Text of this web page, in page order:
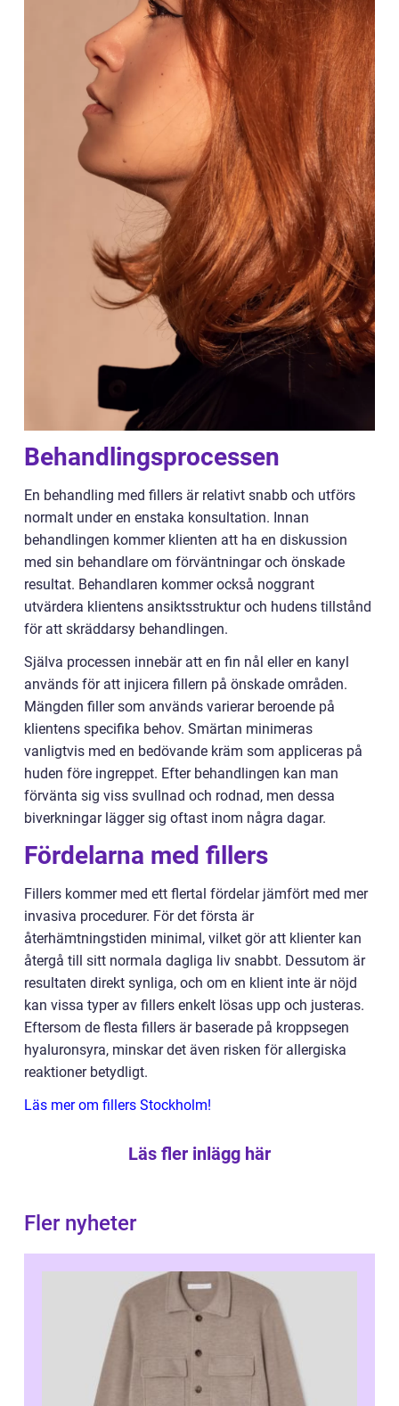
Behandlingsprocessen
En behandling med fillers är relativt snabb och utförs
normalt under en enstaka konsultation. Innan
behandlingen kommer klienten att ha en diskussion
med sin behandlare om förväntningar och önskade
resultat. Behandlaren kommer också noggrant
utvärdera klientens ansiktsstruktur och hudens tillstånd
för att skräddarsy behandlingen.
Själva processen innebär att en fin nål eller en kanyl
används för att injicera fillern på önskade områden.
Mängden filler som används varierar beroende på
klientens specifika behov. Smärtan minimeras
vanligtvis med en bedövande kräm som appliceras på
huden före ingreppet. Efter behandlingen kan man
förvänta sig viss svullnad och rodnad, men dessa
biverkningar lägger sig oftast inom några dagar.
Fördelarna med fillers
Fillers kommer med ett flertal fördelar jämfört med mer
invasiva procedurer. För det första är
återhämtningstiden minimal, vilket gör att klienter kan
återgå till sitt normala dagliga liv snabbt. Dessutom är
resultaten direkt synliga, och om en klient inte är nöjd
kan vissa typer av fillers enkelt lösas upp och justeras.
Eftersom de flesta fillers är baserade på kroppsegen
hyaluronsyra, minskar det även risken för allergiska
reaktioner betydligt.
Läs mer om fillers Stockholm!
Läs fler inlägg här
Fler nyheter